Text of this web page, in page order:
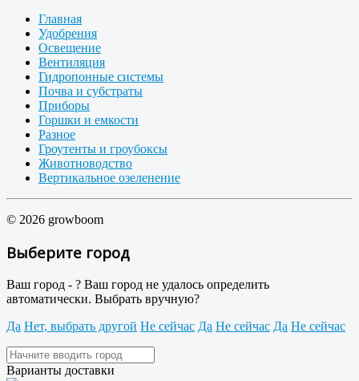
Главная
Удобрения
Освещение
Вентиляция
Гидропонные системы
Почва и субстраты
Приборы
Горшки и емкости
Разное
Гроутенты и гроубоксы
Животноводство
Вертикальное озеленение
© 2026 growboom
Выберите город
Ваш город - ? Ваш город не удалось определить
автоматически. Выбрать вручную?
Да Нет, выбрать другой Не сейчас Да Не сейчас Да Не сейчас
Варианты доставки